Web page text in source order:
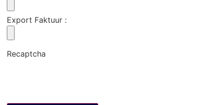
Export Faktuur :
Recaptcha